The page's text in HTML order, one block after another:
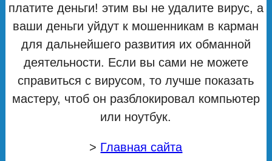
платите деньги! этим вы не удалите вирус, а
ваши деньги уйдут к мошенникам в карман
для дальнейшего развития их обманной
деятельности. Если вы сами не можете
справиться с вирусом, то лучше показать
мастеру, чтоб он разблокировал компьютер
или ноутбук.
> Главная сайта